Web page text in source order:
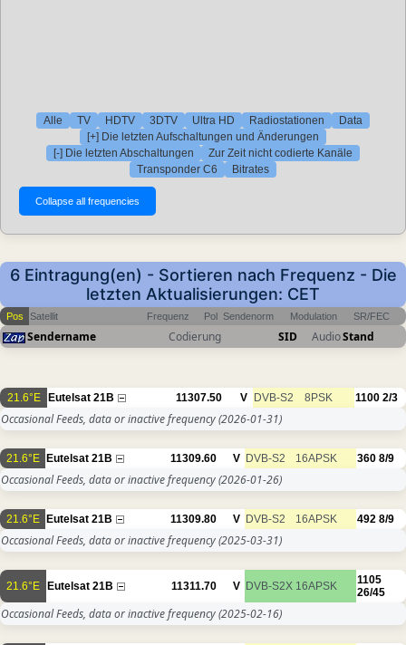
Alle TV HDTV 3DTV Ultra HD Radiostationen
Data
[+] Die letzten Aufschaltungen und Änderungen
[-] Die letzten Abschaltungen
Zur Zeit nicht codierte Kanäle
Transponder C6
Bitrates
6 Eintragung(en) - Sortieren nach Frequenz - Die
letzten Aktualisierungen: CET
Pos Satellit Frequenz Pol Sendenorm Modulation SR/FEC
Sendername Codierung SID AudioStand
21.6°E Eutelsat 21B 11307.50 V DVB-S2 8PSK 1100 2/3
Occasional Feeds, data or inactive frequency(2026-01-31)
21.6°E Eutelsat 21B 11309.60 V DVB-S2 16APSK 360 8/9
Occasional Feeds, data or inactive frequency(2026-01-26)
21.6°E Eutelsat 21B 11309.80 V DVB-S2 16APSK 492 8/9
Occasional Feeds, data or inactive frequency(2025-03-31)
21.6°E Eutelsat 21B 11311.70 V DVB-S2X 16APSK
1105
26/45
Occasional Feeds, data or inactive frequency(2025-02-16)